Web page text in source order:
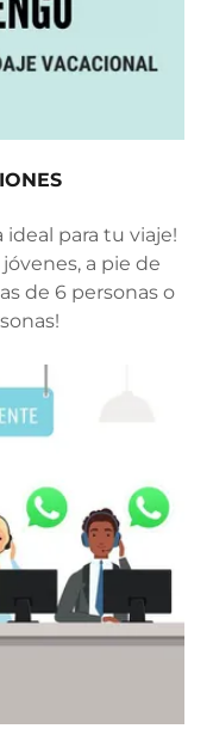
para tu viaje!
a pie de
de 6 personas o